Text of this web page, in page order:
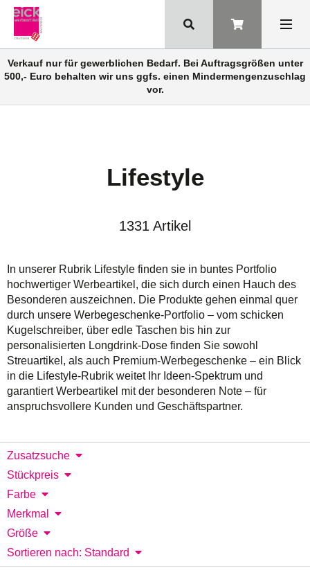
Verkauf nur für gewerblichen Bedarf. Bei Auftragsgrößen unter
500,- Euro behalten wir uns ggfs. einen Mindermengenzuschlag
vor.
Lifestyle
1331 Artikel
In unserer Rubrik Lifestyle finden sie in buntes Portfolio
hochwertiger Werbeartikel, die sich durch einen Hauch des
Besonderen auszeichnen. Die Produkte gehen einmal quer
durch unsere Werbegeschenke-Portfolio – vom schicken
Kugelschreiber, über edle Taschen bis hin zur
personalisierten Longdrink-Dose finden Sie sowohl
Streuartikel, als auch Premium-Werbegeschenke – ein Blick
in die Lifestyle-Rubrik weitet Ihr Ideen-Spektrum und
garantiert Werbeartikel mit der besonderen Note – für
anspruchsvollere Kunden und Geschäftspartner.
Zusatzsuche
Stückpreis
Farbe
Merkmal
Größe
Sortieren nach: Standard